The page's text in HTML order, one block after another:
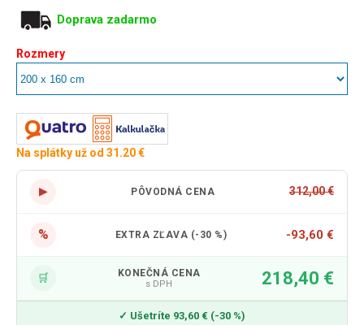
Doprava zadarmo
Rozmery
Na splátky už od 31.20 €
▶ PÔVODNÁ CENA 312,00 €
% EXTRA ZĽAVA (-30 %) -93,60 €
🛒 KONEČNÁ CENA
s DPH 218,40 €
✓ Ušetríte 93,60 € (-30 %)